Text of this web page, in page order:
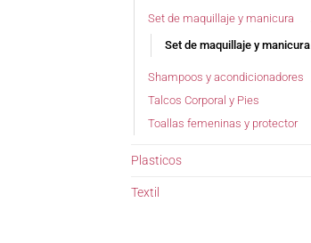
Set de maquillaje y manicura
Set de maquillaje y manicura
Shampoos y acondicionadores
Talcos Corporal y Pies
Toallas femeninas y protector
Plasticos
Textil